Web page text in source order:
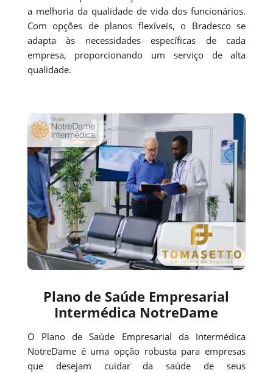
a melhoria da qualidade de vida dos funcionários.
Com opções de planos flexíveis, o Bradesco se
adapta às necessidades específicas de cada
empresa, proporcionando um serviço de alta
qualidade.
Plano de Saúde Empresarial
Intermédica NotreDame
O Plano de Saúde Empresarial da Intermédica
NotreDame é uma opção robusta para empresas
que desejam cuidar da saúde de seus